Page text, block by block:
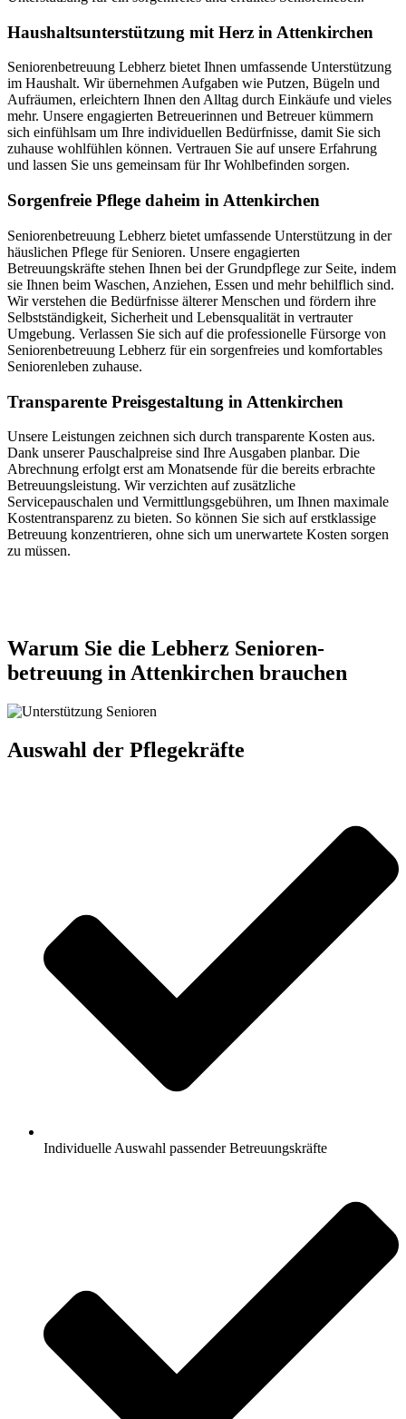
Haushalts­unterstützung mit Herz in Attenkirchen
Seniorenbetreuung Lebherz bietet Ihnen umfassende Unterstützung
im Haushalt. Wir übernehmen Aufgaben wie Putzen, Bügeln und
Aufräumen, erleichtern Ihnen den Alltag durch Einkäufe und vieles
mehr. Unsere engagierten Betreuerinnen und Betreuer kümmern
sich einfühlsam um Ihre individuellen Bedürfnisse, damit Sie sich
zuhause wohlfühlen können. Vertrauen Sie auf unsere Erfahrung
und lassen Sie uns gemeinsam für Ihr Wohlbefinden sorgen.
Sorgenfreie Pflege daheim in Attenkirchen
Seniorenbetreuung Lebherz bietet umfassende Unterstützung in der
häuslichen Pflege für Senioren. Unsere engagierten
Betreuungskräfte stehen Ihnen bei der Grundpflege zur Seite, indem
sie Ihnen beim Waschen, Anziehen, Essen und mehr behilflich sind.
Wir verstehen die Bedürfnisse älterer Menschen und fördern ihre
Selbstständigkeit, Sicherheit und Lebensqualität in vertrauter
Umgebung. Verlassen Sie sich auf die professionelle Fürsorge von
Seniorenbetreuung Lebherz für ein sorgenfreies und komfortables
Seniorenleben zuhause.
Transparente Preisgestaltung in Attenkirchen
Unsere Leistungen zeichnen sich durch transparente Kosten aus.
Dank unserer Pauschalpreise sind Ihre Ausgaben planbar. Die
Abrechnung erfolgt erst am Monatsende für die bereits erbrachte
Betreuungsleistung. Wir verzichten auf zusätzliche
Servicepauschalen und Vermittlungsgebühren, um Ihnen maximale
Kostentransparenz zu bieten. So können Sie sich auf erstklassige
Betreuung konzentrieren, ohne sich um unerwartete Kosten sorgen
zu müssen.
Warum Sie die Lebherz Senioren­
betreuung in Attenkirchen brauchen
Auswahl der Pflegekräfte
Individuelle Auswahl passender Betreuungskräfte